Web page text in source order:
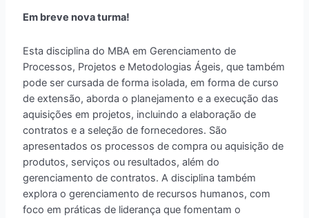
Em breve nova turma!
Esta disciplina do MBA em Gerenciamento de
Processos, Projetos e Metodologias Ágeis, que também
pode ser cursada de forma isolada, em forma de curso
de extensão, aborda o planejamento e a execução das
aquisições em projetos, incluindo a elaboração de
contratos e a seleção de fornecedores. São
apresentados os processos de compra ou aquisição de
produtos, serviços ou resultados, além do
gerenciamento de contratos. A disciplina também
explora o gerenciamento de recursos humanos, com
foco em práticas de liderança que fomentam o